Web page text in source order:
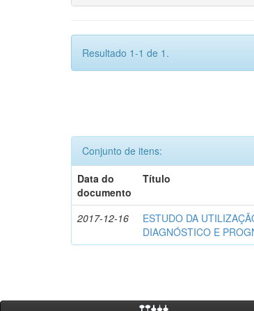
Resultado 1-1 de 1.
Conjunto de itens:
Data do
documento
Título
2017-12-16
ESTUDO DA
DIAGNÓSTICO E